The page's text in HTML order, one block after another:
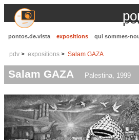
pontos.de.vista expositions qui sommes-
pdv expositions Salam GAZA
Salam GAZA Palestina, 1999